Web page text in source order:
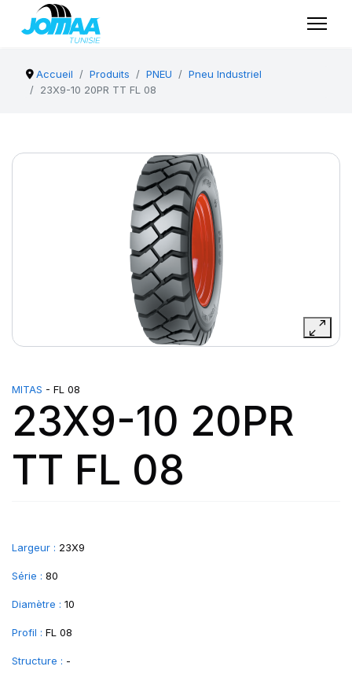
Accueil Produits PNEU
Pneu Industriel
23X9-10 20PR TT FL 08
MITAS - FL 08
23X9-10 20PR
TT FL 08
Largeur : 23X9
Série : 80
Diamètre : 10
Profil : FL 08
Structure : -